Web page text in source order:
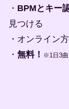
・ BPMとキー
見つける
・オンライン
・ 無料！ ※ 1 日3